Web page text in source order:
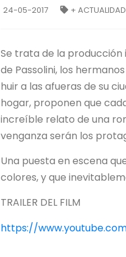
24-05-2017 + ACTUALIDAD
Se trata de la producción
de Passolini, los
huir a las afueras de su
hogar, proponen que
increíble relato de una
venganza serán los
Una puesta en escena
colores, y que
TRAILER DEL FILM
https://